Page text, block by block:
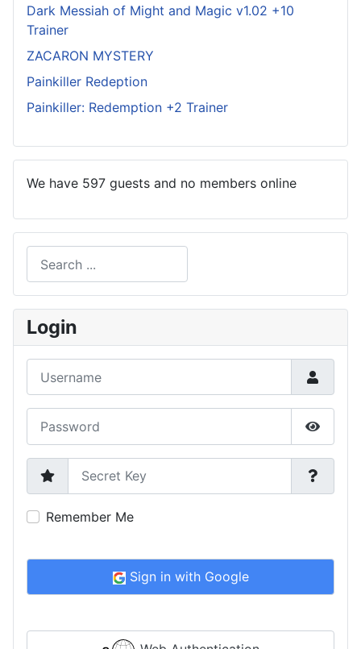
Dark Messiah of Might and Magic v1.02 +10
Trainer
ZACARON MYSTERY
Painkiller Redeption
Painkiller: Redemption +2 Trainer
We have 597 guests and no members online
Type 2 or more characters for results.
Login
Show
Secret Key
Remember Me
Sign in with Google